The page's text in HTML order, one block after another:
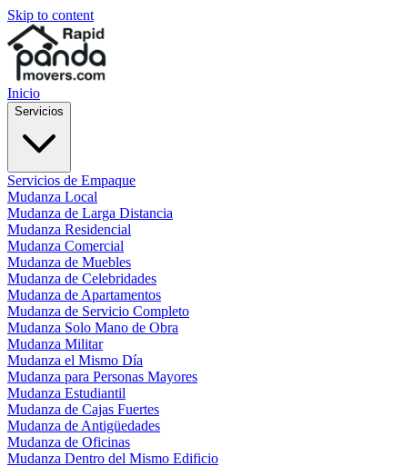
Skip to content
Inicio
Servicios
Servicios de Empaque
Mudanza Local
Mudanza de Larga Distancia
Mudanza Residencial
Mudanza Comercial
Mudanza de Muebles
Mudanza de Celebridades
Mudanza de Apartamentos
Mudanza de Servicio Completo
Mudanza Solo Mano de Obra
Mudanza Militar
Mudanza el Mismo Día
Mudanza para Personas Mayores
Mudanza Estudiantil
Mudanza de Cajas Fuertes
Mudanza de Antigüedades
Mudanza de Oficinas
Mudanza Dentro del Mismo Edificio